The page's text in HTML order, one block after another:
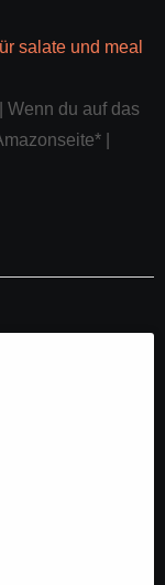
Wenn du auf das
|